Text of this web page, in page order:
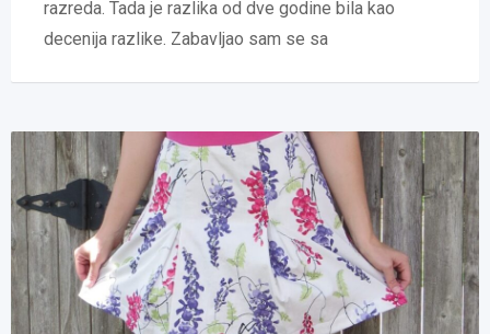
razreda. Tada je razlika od dve godine bila kao
decenija razlike. Zabavljao sam se sa